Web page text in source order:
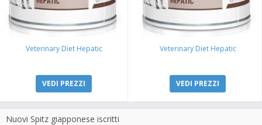
Veterinary Diet Hepatic
VEDI PREZZI
Veterinary Diet Hepatic
VEDI PREZZI
Nuovi Spitz giapponese iscritti